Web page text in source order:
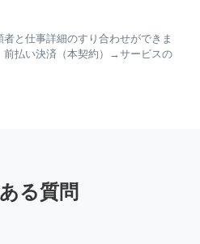
と仕事詳細のすり合わせができま
前払い決済（本契約）→サービスの
る質問